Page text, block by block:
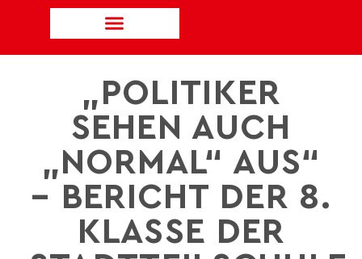
„POLITIKER
SEHEN AUCH
„NORMAL“ AUS“
– BERICHT DER 8.
KLASSE DER